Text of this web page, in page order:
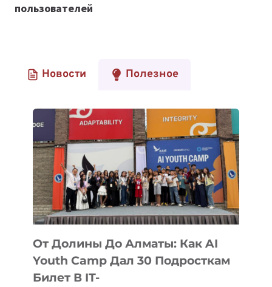
пользователей
Новости Полезное
От Долины До Алматы: Как AI
Youth Camp Дал 30 Подросткам
Билет В IT-